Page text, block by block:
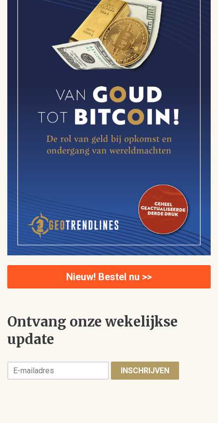
Nieuw! Bestel nu >>
Ontvang onze wekelijkse
update
INSCHRIJVEN